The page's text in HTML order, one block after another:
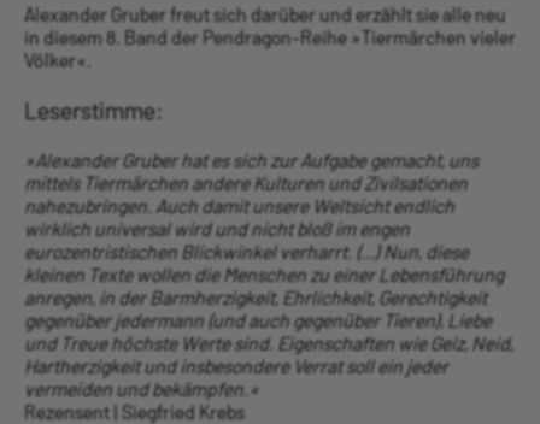
Alexander Gruber freut sich darüber und erzählt sie alle neu
in diesem 8. Band der Pendragon-Reihe »Tiermärchen vieler
Völker«.
Leserstimme:
»Alexander Gruber hat es sich zur Aufgabe gemacht, uns
mittels Tiermärchen andere Kulturen und Zivilsationen
nahezubringen. Auch damit unsere Weltsicht endlich
wirklich universal wird und nicht bloß im engen
eurozentristischen Blickwinkel verharrt. (...) Nun, diese
kleinen Texte wollen die Menschen zu einer Lebensführung
anregen, in der Barmherzigkeit, Ehrlichkeit, Gerechtigkeit
gegenüber jedermann (und auch gegenüber Tieren), Liebe
und Treue höchste Werte sind. Eigenschaften wie Geiz, Neid,
Hartherzigkeit und insbesondere Verrat soll ein jeder
vermeiden und bekämpfen.«
Rezensent | Siegfried Krebs